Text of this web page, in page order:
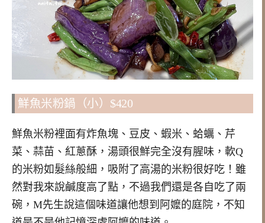
鮮魚米粉鍋（小）$420
鮮魚米粉裡面有炸魚塊、豆皮、蝦米、蛤蠣、芹
菜、蒜苗、紅蔥酥，湯頭很鮮完全沒有腥味，軟Q
的米粉如髮絲般細，吸附了高湯的米粉很好吃！雖
然對我來說鹹度高了點，不過我們還是各自吃了兩
碗，M先生說這個味道讓他想到阿嬤的庭院，不知